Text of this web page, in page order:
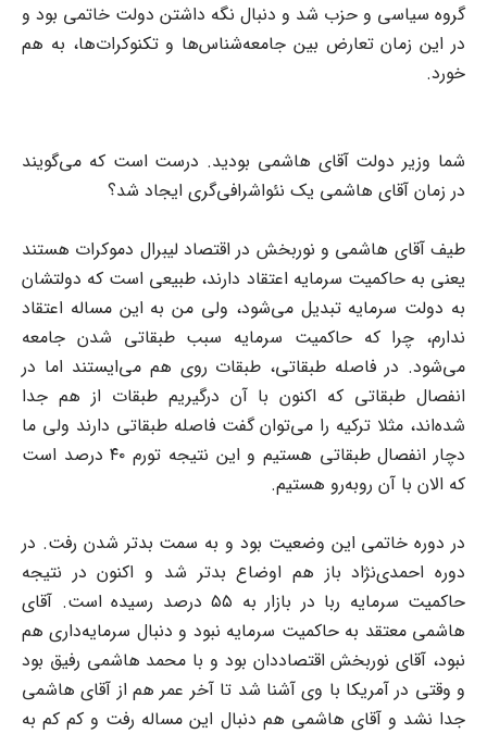
گروه سیاسی و حزب شد و دنبال نگه داشتن دولت خاتمی بود و
در این زمان تعارض بین جامعه‌شناس‌ها و تکنوکرات‌ها، به هم
خورد.
شما وزیر دولت آقای هاشمی بودید. درست است که می‌گویند
در زمان آقای هاشمی یک نئواشرافی‌گری ایجاد شد؟
طیف آقای هاشمی و نوربخش در اقتصاد لیبرال دموکرات هستند
یعنی به حاکمیت سرمایه اعتقاد دارند، طبیعی است که دولتشان
به دولت سرمایه تبدیل می‌شود، ولی من به این مساله اعتقاد
ندارم، چرا که حاکمیت سرمایه سبب طبقاتی شدن جامعه
می‌شود. در فاصله طبقاتی، طبقات روی هم می‌ایستند اما در
انفصال طبقاتی که اکنون با آن درگیریم طبقات از هم جدا
شده‌اند، مثلا ترکیه را می‌توان گفت فاصله طبقاتی دارند ولی ما
دچار انفصال طبقاتی هستیم و این نتیجه تورم ۴۰ درصد است
که الان با آن روبه‌رو هستیم.
در دوره خاتمی این وضعیت بود و به سمت بد‌تر شدن رفت. در
دوره احمدی‌نژاد باز هم اوضاع بد‌تر شد و اکنون در نتیجه
حاکمیت سرمایه ربا در بازار به ۵۵ درصد رسیده است. آقای
هاشمی معتقد به حاکمیت سرمایه نبود و دنبال سرمایه‌داری هم
نبود، آقای نوربخش اقتصاددان بود و با محمد هاشمی رفیق بود
و وقتی در آمریکا با وی آشنا شد تا آخر عمر هم از آقای هاشمی
جدا نشد و آقای هاشمی هم دنبال این مساله رفت و کم کم به